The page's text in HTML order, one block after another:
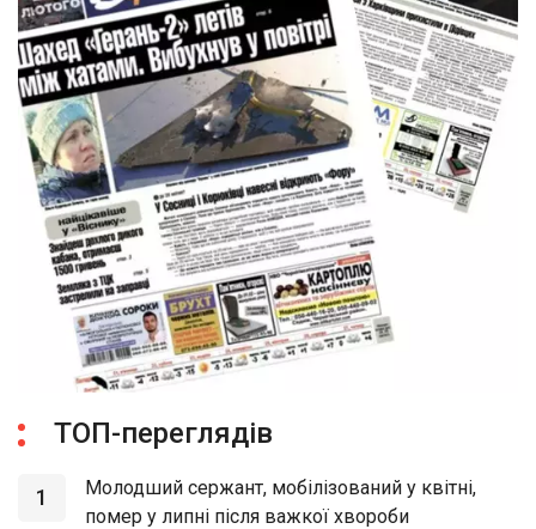
ТОП-переглядів
1
Молодший сержант, мобілізований у квітні,
помер у липні після важкої хвороби